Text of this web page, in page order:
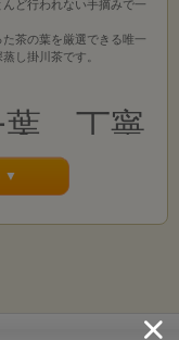
ど行われない手摘みで一
茶の葉を厳選できる唯一
し掛川茶です。
、丁寧
た。
▼